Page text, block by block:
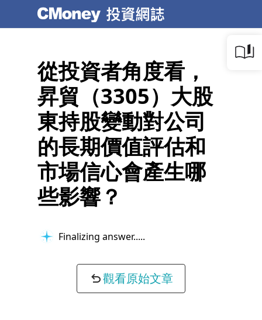
從投資者角度看，
昇貿（3305）大股
東持股變動對公司
的長期價值評估和
市場信心會產生哪
些影響？
Finalizing answer...
觀看原始文章